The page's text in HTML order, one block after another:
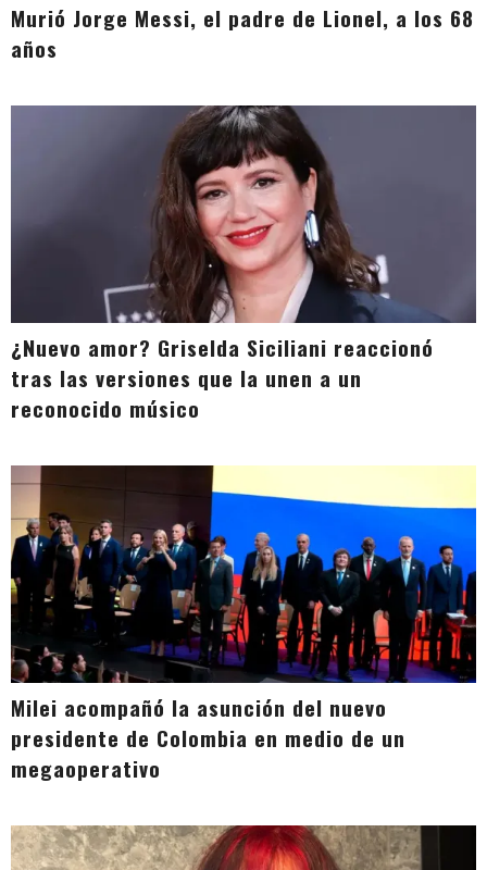
Murió Jorge Messi, el padre de Lionel, a los 68
años
¿Nuevo amor? Griselda Siciliani reaccionó
tras las versiones que la unen a un
reconocido músico
Milei acompañó la asunción del nuevo
presidente de Colombia en medio de un
megaoperativo